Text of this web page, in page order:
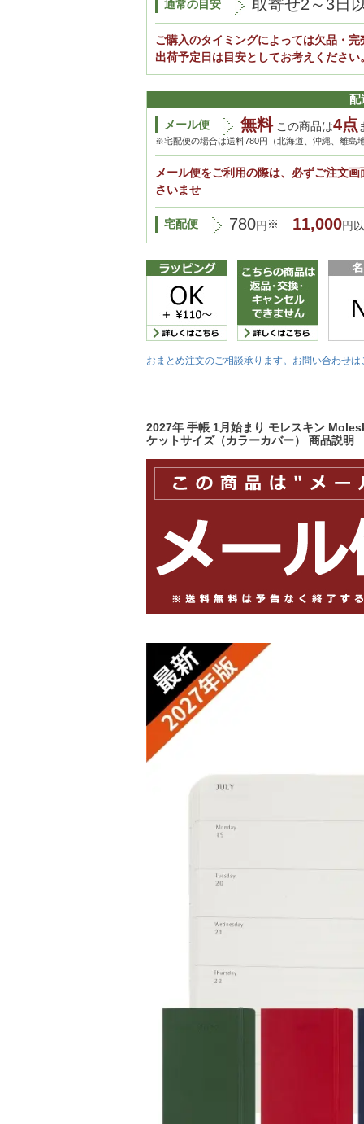
通常の目安 取寄せ2～3日
ご購入のタイミングによっては欠品・
出荷予定日は目安としてお考えください
配
メール便
無料この商品は4点
※宅配便の場合は送料780円（北海道、沖縄、離島
メール便をご利用の際は、必ずご注文
さいませ
宅配便 780円 ※ 11,000円
おまとめ注文のご相談承ります。お問い合わせは
2027年 手帳 1月始まり モレスキン
ケットサイズ（カラーカバー） 商品説明